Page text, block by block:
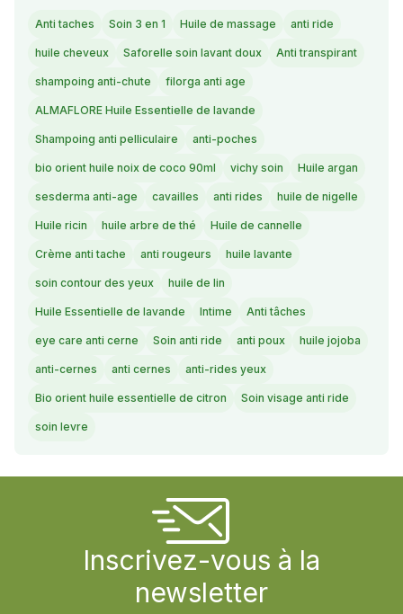
Anti taches Soin 3 en 1 Huile de massage anti ride
huile cheveux Saforelle soin lavant doux Anti transpirant
shampoing anti-chute filorga anti age
ALMAFLORE Huile Essentielle de lavande
Shampoing anti pelliculaire anti-poches
bio orient huile noix de coco 90ml vichy soin Huile argan
sesderma anti-age cavailles anti rides huile de nigelle
Huile ricin huile arbre de thé Huile de cannelle
Crème anti tache anti rougeurs huile lavante
soin contour des yeux huile de lin
Huile Essentielle de lavande Intime Anti tâches
eye care anti cerne Soin anti ride anti poux huile jojoba
anti-cernes anti cernes anti-rides yeux
Bio orient huile essentielle de citron Soin visage anti ride
soin levre
Inscrivez-vous à la
newsletter